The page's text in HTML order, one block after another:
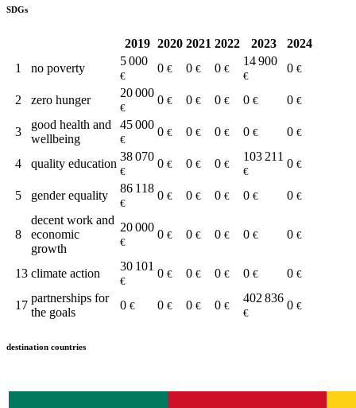
SDGs
2019 2020 2021 2022 2023
2024
1
no poverty
5 000
€
0 € 0 € 0 €
14 900
€
0 €
2 zero hunger
20 000
€
0 € 0 € 0 € 0 € 0 €
3
good health and
wellbeing
45 000
€
0 € 0 € 0 € 0 € 0 €
4 quality education
38 070
€
0 € 0 € 0 €
103 211
€
0 €
5 gender equality
86 118
€
0 € 0 € 0 € 0 € 0 €
8
decent work and
economic
growth
20 000
€
0 € 0 € 0 € 0 € 0 €
13 climate action
30 101
€
0 € 0 € 0 € 0 € 0 €
17
partnerships for
the goals
0 € 0 € 0 € 0 €
402 836
€
0 €
destination countries